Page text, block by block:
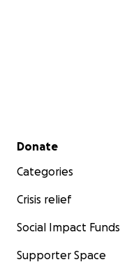
Secondary menu
Donate
Categories
Crisis relief
Social Impact Funds
Supporter Space